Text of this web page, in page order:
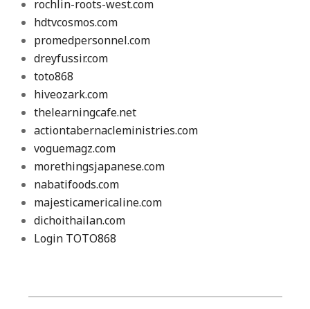
rochlin-roots-west.com
hdtvcosmos.com
promedpersonnel.com
dreyfussir.com
toto868
hiveozark.com
thelearningcafe.net
actiontabernacleministries.com
voguemagz.com
morethingsjapanese.com
nabatifoods.com
majesticamericaline.com
dichoithailan.com
Login TOTO868